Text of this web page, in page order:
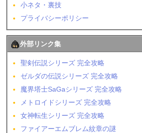
小ネタ・裏技
プライバシーポリシー
外部リンク集
聖剣伝説シリーズ 完全攻略
ゼルダの伝説シリーズ 完全攻略
魔界塔士SaGaシリーズ 完全攻略
メトロイドシリーズ 完全攻略
女神転生シリーズ 完全攻略
ファイアーエムブレム紋章の謎